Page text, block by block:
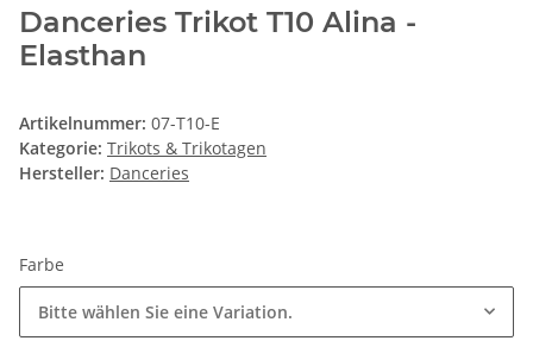
Danceries Trikot T10 Alina -
Elasthan
Artikelnummer: 07-T10-E
Kategorie: Trikots & Trikotagen
Hersteller: Danceries
Farbe
Bitte wählen Sie eine Variation.